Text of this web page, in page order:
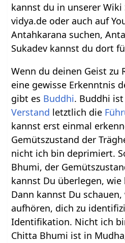
kannst du in unserer Wiki
vidya.de oder auch auf
Antahkarana suchen,
Sukadev kannst du dort
Wenn du deinen Geist zu
eine gewisse Erkenntnis
gibt es Buddhi. Buddhi
Verstand letztlich die
kannst erst einmal
Gemütszustand der
nicht ich bin deprimiert.
Bhumi, der
kannst Du überlegen,
Dann kannst Du
aufhören, dich zu
Identifikation. Nicht ich
Chitta Bhumi ist in